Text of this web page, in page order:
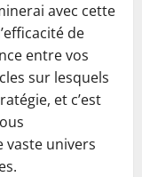
avec cette
de
entre vos
sur lesquels
et c’est
vaste univers